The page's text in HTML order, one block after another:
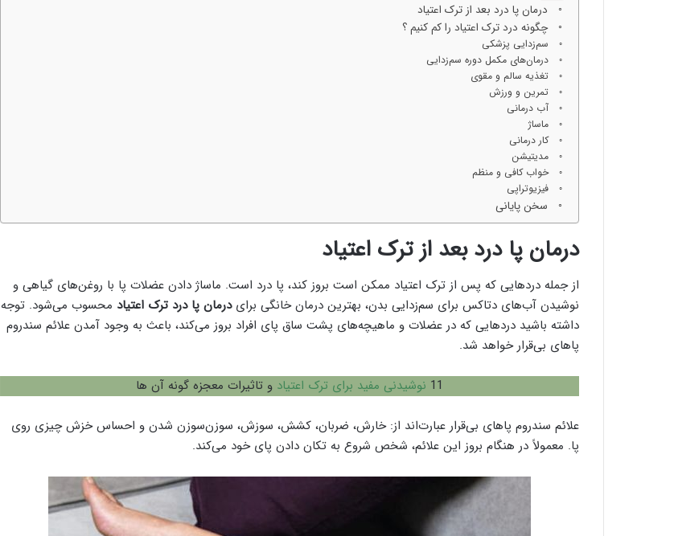
درمان پا درد بعد از ترک اعتیاد
چگونه درد ترک اعتیاد را کم کنیم ؟
سم‌زدایی پزشکی
درمان‌های مکمل دوره سم‌زدایی
تغذیه سالم و مقوی
تمرین و ورزش
آب درمانی
ماساژ
کار درمانی
مدیتیشن
خواب کافی و منظم
فیزیوتراپی
سخن پایانی
درمان پا درد بعد از ترک اعتیاد
از جمله درد‌هایی که پس از ترک اعتیاد ممکن است بروز کند، پا درد است. ماساژ دادن عضلات پا با روغن‌های گیاهی و
نوشیدن آب‌های دتاکس برای سم‌زدایی بدن، بهترین درمان خانگی برایدرمان پا درد ترک اعتیاد محسوب می‌شود. توجه
داشته باشید درد‌هایی که در عضلات و ماهیچه‌های پشت ساق پای افراد بروز می‌کند، باعث به وجود آمدن علائم سندروم
پاهای بی‌قرار خواهد شد.
11 نوشیدنی مفید برای ترک اعتیاد و تاثیرات معجزه گونه آن ها
علائم سندروم پاهای بی‌قرار عبارت‌اند از: خارش، ضربان، کشش، سوزش، سوزن‌سوزن شدن و احساس خزش چیزی روی
پا. معمولاً در هنگام بروز این علائم، شخص شروع به تکان دادن پای خود می‌کند.